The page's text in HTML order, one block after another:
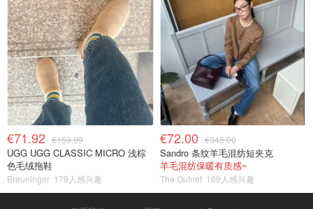
€71.92 €159.99
UGG UGG CLASSIC MICRO 浅棕
色毛绒拖鞋
Breuninger 179人感兴趣
€72.00 €345.00
Sandro 条纹羊毛混纺短夹克
羊毛混纺保暖有质感~
The Outnet 169人感兴趣